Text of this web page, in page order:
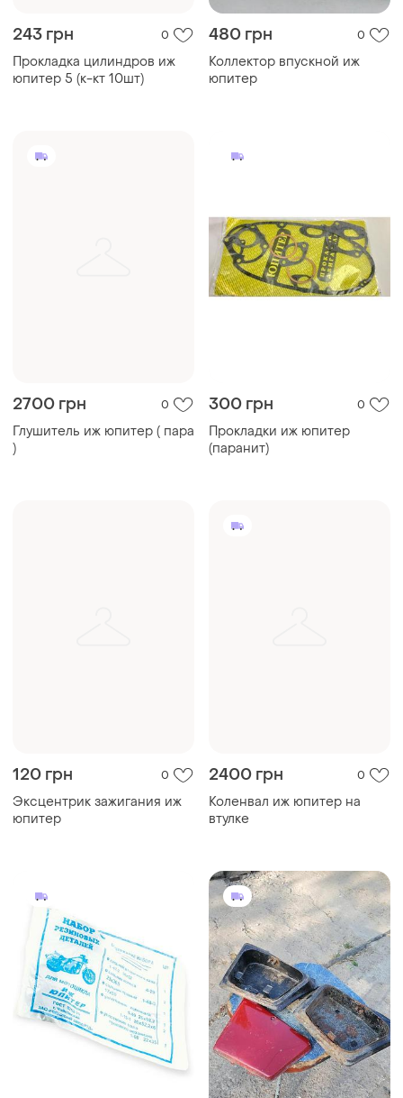
243 грн 0
Прокладка цилиндров иж
юпитер 5 (к-кт 10шт)
480 грн 0
Коллектор впускной иж
юпитер
2700 грн 0
Глушитель иж юпитер ( пара
)
300 грн 0
Прокладки иж юпитер
(паранит)
120 грн 0
Эксцентрик зажигания иж
юпитер
2400 грн 0
Коленвал иж юпитер на
втулке